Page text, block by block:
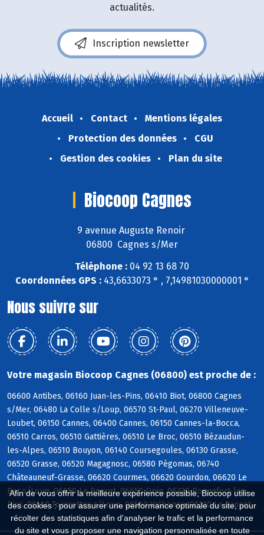
Afin de vous offrir la meilleure expérience possible, Biocoop utilise
des cookies : pour assurer une performance optimale du site, pour
récolter des statistiques afin d'analyser le trafic et la performance
du site et vous proposer une navigation personnalisée en toute
actualités.
Inscription newsletter
Accueil Contact
Mentions légales
Protection des données
CGU
Gestion des cookies
Plan du site
Biocoop Cagnes
9 avenue Auguste Renoir
06800 Cagnes s/Mer
Téléphone : 04 92 13 68 70
Coordonnées GPS :43,6633073 ° , 7,14981030000001 °
Nous suivre sur
Votre magasin Biocoop Cagnes (06800) est proche de :
06600 Antibes, 06160 Juan-les-Pins, 06410 Biot, 06800 Cagnes
s/Mer, 06480 La Colle s/Loup, 06570 St-Paul, 06270 Villeneuve-
Loubet, 06150 Cannes, 06400 Cannes, 06150 Cannes-la-Bocca,
06510 Carros, 06510 Gattières, 06510 Le Broc, 06510 Bézaudun-
les-Alpes, 06510 Bouyon, 06140 Coursegoules, 06130 Grasse,
06520 Grasse, 06520 Magagnosc, 06580 Pégomas, 06740
Châteauneuf-Grasse, 06620 Courmes, 06620 Gourdon, 06620 Le
Bar s/Loup, 06650 Le Rouret, 06650 Opio, 06330 Roquefort-les-
Pins, 06140 Tourrettes s/Loup, 06560 Valbonne, 06110 Le Cannet